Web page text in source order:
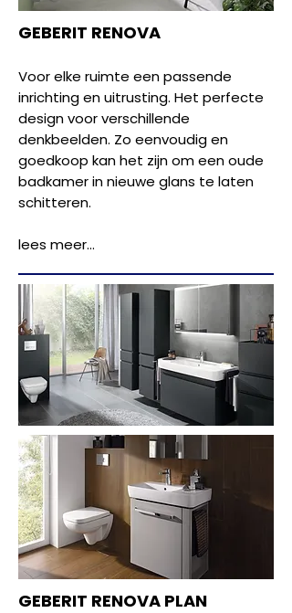
GEBERIT RENOVA
Voor elke ruimte een passende
inrichting en uitrusting. Het perfecte
design voor verschillende
denkbeelden. Zo eenvoudig en
goedkoop kan het zijn om een oude
badkamer in nieuwe glans te laten
schitteren.
lees meer...
GEBERIT RENOVA PLAN